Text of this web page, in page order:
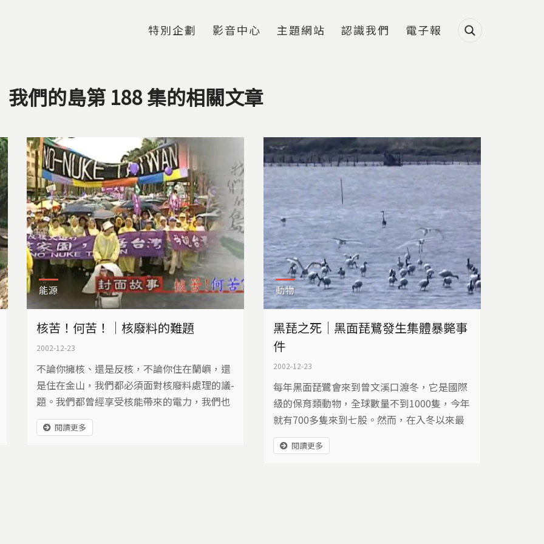
特別企劃 影音中心 主題網站 認識我們 電子報
我們的島第 188 集的相關文章
能源
核苦！何苦！｜核廢料的難題
2002-12-23
不論你擁核、還是反核，不論你住在蘭嶼，還
是住在金山，我們都必須面對核廢料處理的議­
題。我們都曾經享受核能帶來的電力，我們也
必須解決核廢料帶來的痛苦。
閱讀更多
動物
黑琵之死｜黑面琵鷺發生集體暴斃事
件
2002-12-23
每年黑面琵鷺會來到曾文溪口渡冬，它是國際
級的保育類動物，全球數量不到1000隻，­今年
就有700多隻來到七股。然而，在入冬以來最
強的寒流侵襲台灣時，卻發生黑面琵鷺­集體暴
斃的事件。
閱讀更多